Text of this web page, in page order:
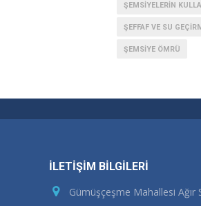
ŞEMSIYELERIN
ŞEFFAF VE SU
ŞEMSIYE ÖMRÜ
İLETİŞİM BİLGİLERİ
Gümüşçeşme Mahallesi Ağır